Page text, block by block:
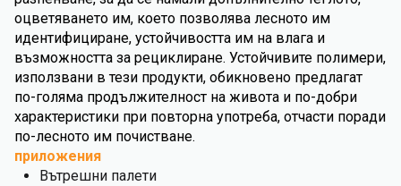
оцветяването им, което позволява лесното им
идентифициране, устойчивостта им на влага и
възможността за рециклиране. Устойчивите полимери,
използвани в тези продукти, обикновено предлагат
по-голяма продължителност на живота и по-добри
характеристики при повторна употреба, отчасти поради
по-лесното им почистване.
приложения
Вътрешни палети